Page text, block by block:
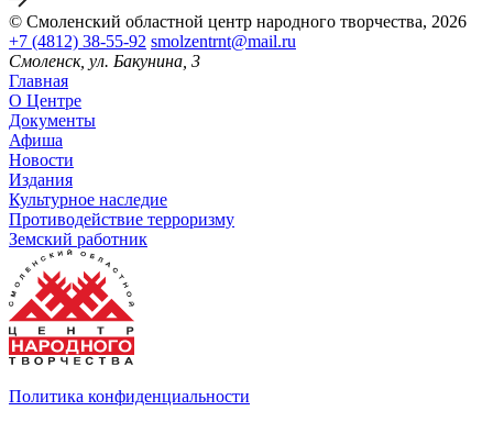
© Смоленский областной центр народного творчества, 2026
+7 (4812) 38-55-92 smolzentrnt@mail.ru
Смоленск, ул. Бакунина, 3
Главная
О Центре
Документы
Афиша
Новости
Издания
Культурное наследие
Противодействие терроризму
Земский работник
Политика конфиденциальности